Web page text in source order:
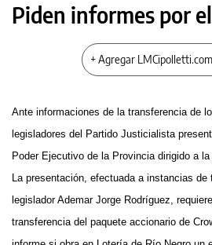
Piden informes por
+ Agregar
Ante informaciones de la transferencia de
legisladores del Partido Justicialista
Poder Ejecutivo de la Provincia dirigido a
La presentación, efectuada a instancias de
legislador Ademar Jorge Rodríguez,
transferencia del paquete accionario de